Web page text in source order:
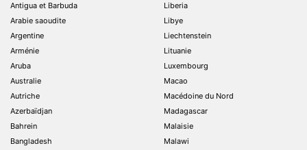
Antigua et Barbuda
Arabie saoudite
Argentine
Arménie
Aruba
Australie
Autriche
Azerbaïdjan
Bahrein
Bangladesh
Liberia
Libye
Liechtenstein
Lituanie
Luxembourg
Macao
Macédoine du Nord
Madagascar
Malaisie
Malawi